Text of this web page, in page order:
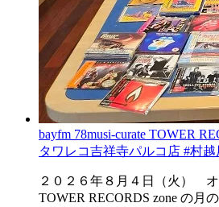
bayfm 78musi-curate TOWER
タワレコ吉祥寺パルコ店 #村
２０２６年８月４日（火） オ
TOWER RECORDS zone の月